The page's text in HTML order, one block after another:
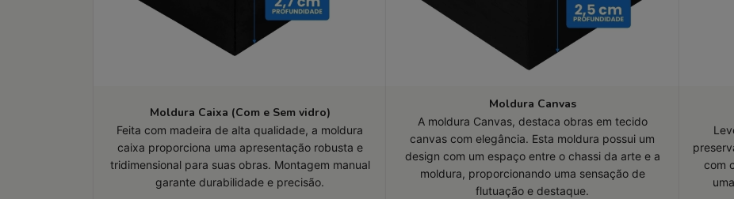
Moldura Caixa (Com e Sem vidro)
Feita com madeira de alta qualidade, a moldura
caixa proporciona uma apresentação robusta e
tridimensional para suas obras. Montagem manual
garante durabilidade e precisão.
Moldura Canvas
A moldura Canvas, destaca obras em tecido
canvas com elegância. Esta moldura possui um
design com um espaço entre o chassi da arte e a
moldura, proporcionando uma sensação de
flutuação e destaque.
com